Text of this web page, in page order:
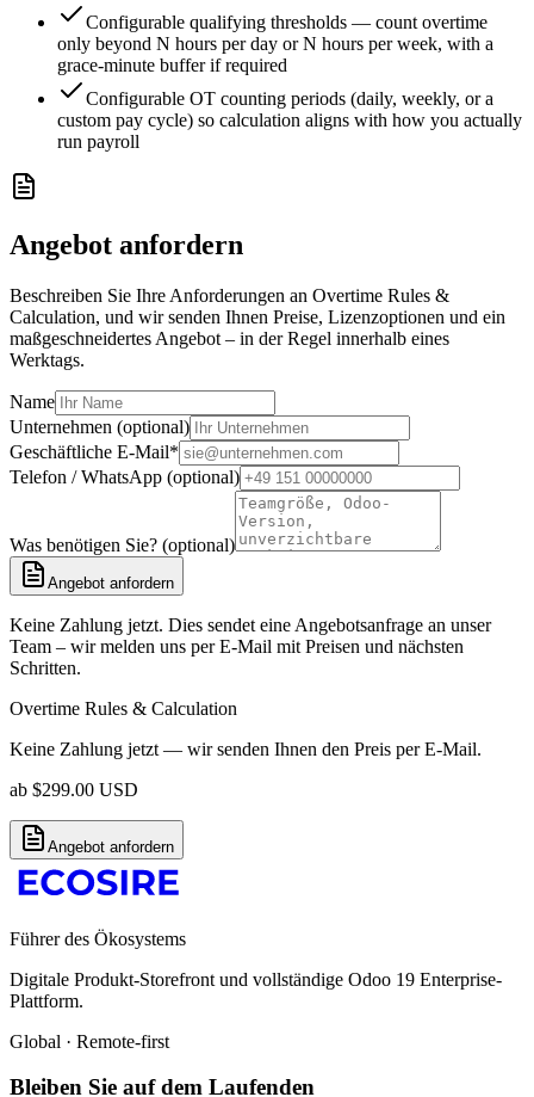
Configurable qualifying thresholds — count overtime
only beyond N hours per day or N hours per week, with a
grace-minute buffer if required
Configurable OT counting periods (daily, weekly, or a
custom pay cycle) so calculation aligns with how you actually
run payroll
Angebot anfordern
Beschreiben Sie Ihre Anforderungen an Overtime Rules &
Calculation, und wir senden Ihnen Preise, Lizenzoptionen und ein
maßgeschneidertes Angebot – in der Regel innerhalb eines
Werktags.
Name
Unternehmen (optional)
Geschäftliche E-Mail*
Telefon / WhatsApp (optional)
Was benötigen Sie? (optional)
Angebot anfordern
Keine Zahlung jetzt. Dies sendet eine Angebotsanfrage an unser
Team – wir melden uns per E-Mail mit Preisen und nächsten
Schritten.
Overtime Rules & Calculation
Keine Zahlung jetzt — wir senden Ihnen den Preis per E-Mail.
ab $299.00 USD
Angebot anfordern
Führer des Ökosystems
Digitale Produkt-Storefront und vollständige Odoo 19 Enterprise-
Plattform.
Global · Remote-first
Bleiben Sie auf dem Laufenden